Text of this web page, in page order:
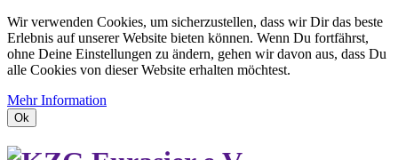
Wir verwenden Cookies, um sicherzustellen, dass wir Dir das beste
Erlebnis auf unserer Website bieten können. Wenn Du fortfährst,
ohne Deine Einstellungen zu ändern, gehen wir davon aus, dass Du
alle Cookies von dieser Website erhalten möchtest.
Mehr Information
Ok